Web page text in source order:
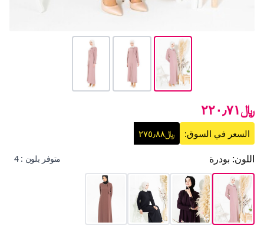
﷼٢٢٠٫٧١
السعر في السوق: ﷼٢٧٥٫٨٨
اللون: بودرة متوفر بلون : 4